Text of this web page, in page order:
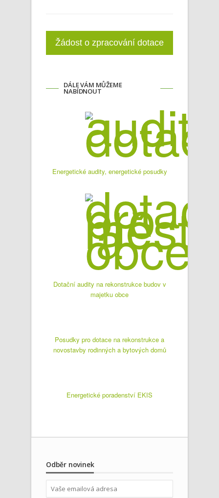
Žádost o zpracování dotace
DÁLE VÁM MŮŽEME
NABÍDNOUT
Energetické audity, energetické posudky
Dotační audity na rekonstrukce budov v
majetku obce
Posudky pro dotace na rekonstrukce a
novostavby rodinných a bytových domů
Energetické poradenství EKIS
Odběr novinek